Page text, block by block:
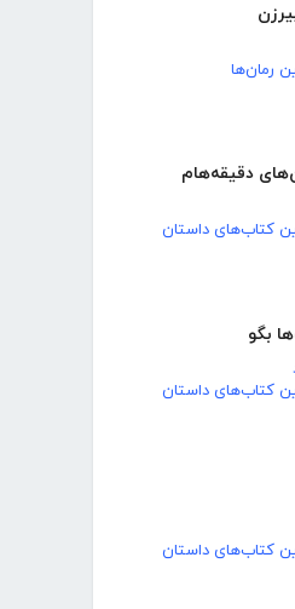
رمان‌ها
دقیقه‌هام
کتاب‌های داستان
بگو
کتاب‌های داستان
کتاب‌های داستان